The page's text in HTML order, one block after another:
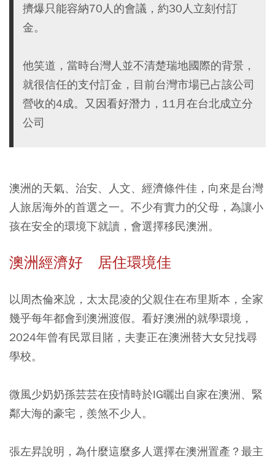
擠爆只能容納70人的會議，約30人立刻付訂
金。
他笑道，當時台灣人並不清楚瑞地國際的背景，
就很信任的支付訂金，目前台灣市場已占該公司
營收的4成。又因看好潛力，11月在台北成立分
公司
澳洲的天氣、治安、人文、經濟條件佳，向來是台灣
人旅居海外的首選之一。不少有實力的父母，為讓小
孩在安全的環境下就讀，會選擇移民澳洲。
澳洲經濟好 居住環境佳
以周杰倫來說，太太昆凌的父親住在布里斯本，全家
幾乎每年都會到澳洲渡假。看好澳洲的就學環境，
2024年曾有民眾目賭，夫妻正在澳洲替大女兒找尋
學校。
微風少奶奶孫芸芸在疫情時於IG曬出自家在澳洲、緊
鄰大海的豪宅，羨煞不少人。
張左昇說明，為什麼這麼多人選擇在澳洲置產？最主